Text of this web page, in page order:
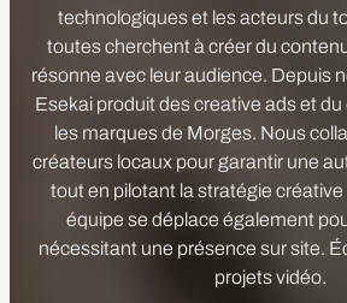
technologiques et les acteurs du
toutes cherchent à créer du
résonne avec leur audience. Depuis
Esekai produit des creative ads et
les marques de Morges. Nous
créateurs locaux pour garantir une
tout en pilotant la stratégie
équipe se déplace également
nécessitant une présence sur site.
projets vidéo.